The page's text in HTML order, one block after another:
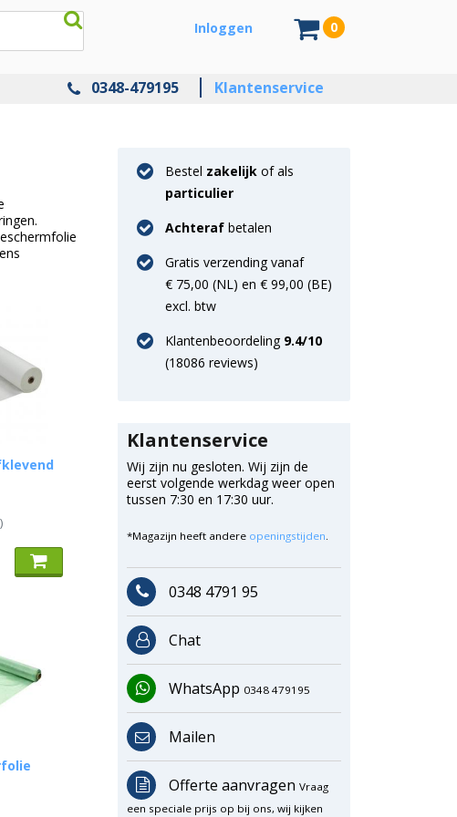
Inloggen 0
0348-479195 Klantenservice
Bestel zakelijk of als
particulier
Achteraf betalen
Gratis verzending vanaf
€ 75,00 (NL) en € 99,00 (BE)
excl. btw
Klantenbeoordeling 9.4/10
(18086 reviews)
Klantenservice
Wij zijn nu gesloten. Wij zijn de
eerst volgende werkdag weer open
tussen 7:30 en 17:30 uur.
*Magazijn heeft andere openingstijden.
0348 4791 95
Chat
WhatsApp 0348 479195
Mailen
Offerte aanvragen Vraag
een speciale prijs op bij ons, wij kijken